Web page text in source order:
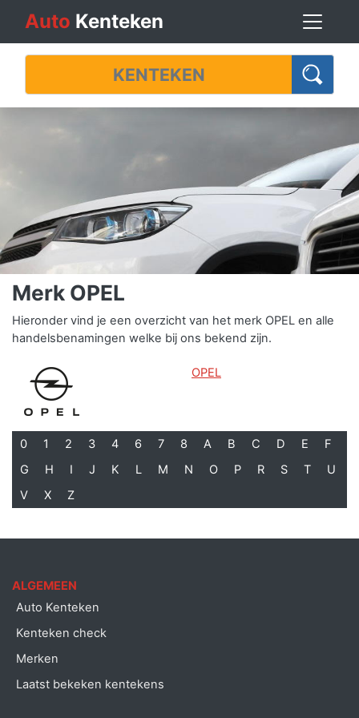
Auto Kenteken
Merk OPEL
Hieronder vind je een overzicht van het merk OPEL en alle
handelsbenamingen welke bij ons bekend zijn.
OPEL
0 1 2 3 4 6 7 8 A B C D E
F
G
H I J K L M N O P R S T
U
V
X Z
ALGEMEEN
Auto Kenteken
Kenteken check
Merken
Laatst bekeken kentekens